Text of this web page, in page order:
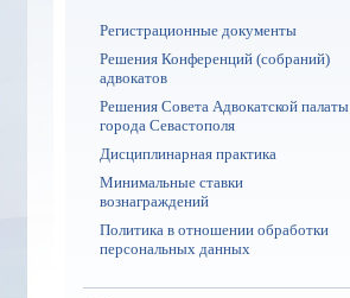
Регистрационные документы
Решения Конференций (собраний)
адвокатов
Решения Совета Адвокатской палаты
города Севастополя
Дисциплинарная практика
Минимальные ставки
вознаграждений
Политика в отношении обработки
персональных данных